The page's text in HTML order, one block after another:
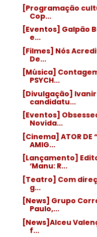
[Programação
Cop...
[Eventos] Galpão
e...
[Filmes] Nós
De...
[Música]
PSYCH...
[Divulgação]
candidatu...
[Eventos]
Novida...
[Cinema] ATOR DE
AMIG...
[Lançamento]
‘Manu: R...
[Teatro] Com
g...
[News] Grupo
Paulo,...
[News]Alceu
f...